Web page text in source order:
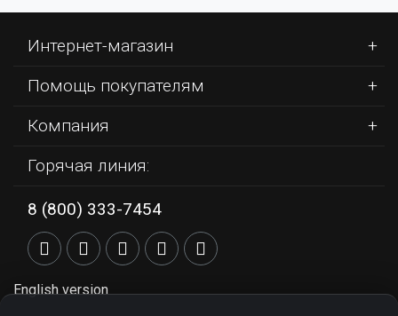
Интернет-магазин
Помощь покупателям
Компания
Горячая линия:
8 (800) 333-7454
English version